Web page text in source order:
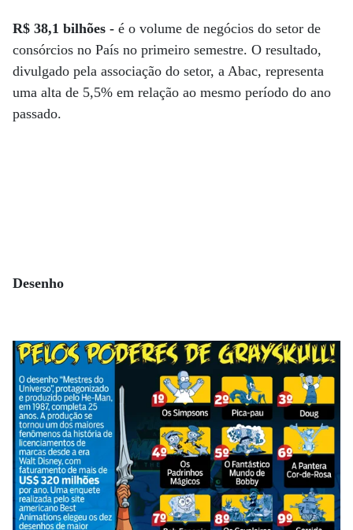
R$ 38,1 bilhões - é o volume de negócios do setor de
consórcios no País no primeiro semestre. O resultado,
divulgado pela associação do setor, a Abac, representa
uma alta de 5,5% em relação ao mesmo período do ano
passado.
Desenho